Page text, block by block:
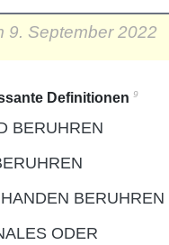
9. September 2022
Definitionen 9
BERUHREN
BERUHREN
ODER